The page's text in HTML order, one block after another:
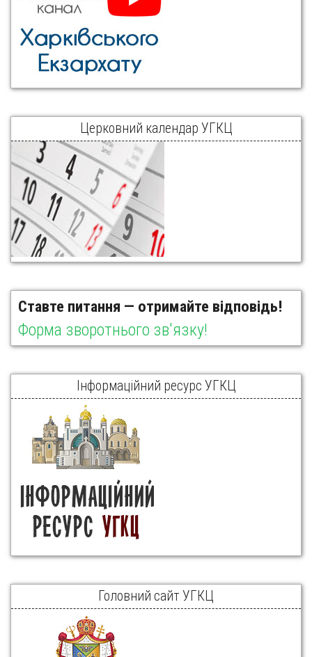
Церковний календар УГКЦ
Ставте питання — отримайте відповідь!
Форма зворотнього зв'язку!
Інформаційний ресурс УГКЦ
Головний сайт УГКЦ